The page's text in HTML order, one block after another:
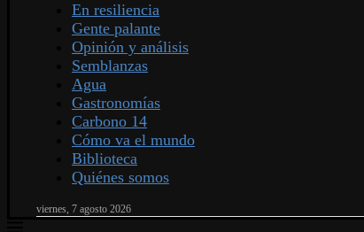
En resiliencia
Gente palante
Opinión y análisis
Semblanzas
Agua
Gastronomías
Carbono 14
Cómo va el mundo
Biblioteca
Quiénes somos
viernes, 7 agosto 2026